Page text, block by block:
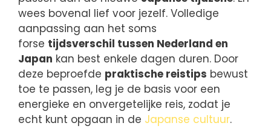
wees bovenal lief voor jezelf. Volledige
aanpassing aan het soms
forse tijdsverschil tussen Nederland en
Japan kan best enkele dagen duren. Door
deze beproefde praktische reistips bewust
toe te passen, leg je de basis voor een
energieke en onvergetelijke reis, zodat je
echt kunt opgaan in de Japanse cultuur.